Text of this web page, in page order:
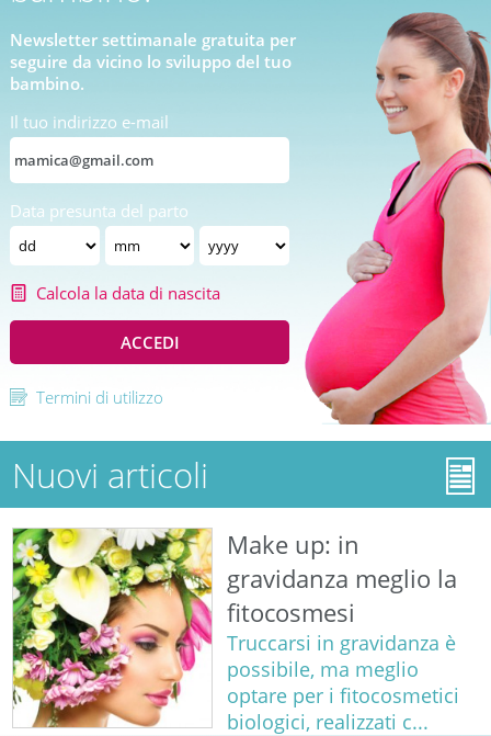
Newsletter settimanale gratuita per
seguire da vicino lo sviluppo del tuo
bambino.
Il tuo indirizzo e-mail
Data presunta del parto
Calcola la data di nascita
ACCEDI
Termini di utilizzo
Nuovi articoli
Make up: in
gravidanza meglio la
fitocosmesi
Truccarsi in gravidanza è
possibile, ma meglio
optare per i fitocosmetici
biologici, realizzati c...